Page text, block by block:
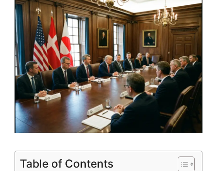
Table of Contents